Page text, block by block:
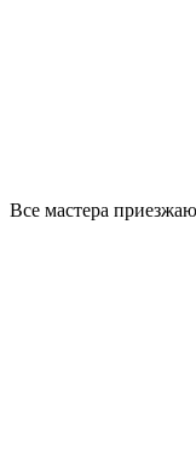
Все мастера